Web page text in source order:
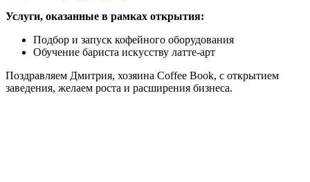
Услуги, оказанные в рамках открытия:
Подбор и запуск кофейного оборудования
Обучение бариста искусству латте-арт
Поздравляем Дмитрия, хозяина Coffee Book, с открытием
заведения, желаем роста и расширения бизнеса.